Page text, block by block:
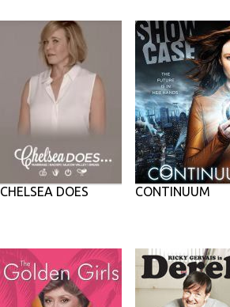
CHELSEA DOES CONTINUUM